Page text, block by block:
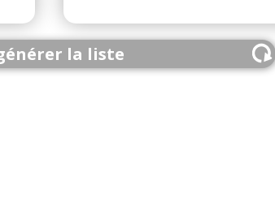
la liste